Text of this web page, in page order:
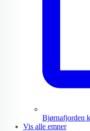
Bjørnafjorden
Vis alle emner